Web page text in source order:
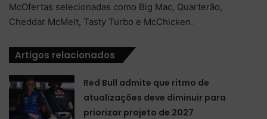
McOfertas selecionadas como Big Mac, Quarterão,
Cheddar McMelt, Tasty Turbo e McChicken.
Artigos relacionados
Red Bull admite que ritmo de
atualizações deve diminuir para
priorizar projeto de 2027